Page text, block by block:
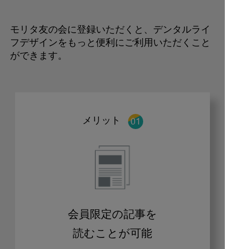
モリタ友の会に登録いただくと、デンタルライ
フデザインをもっと便利にご利用いただくこと
ができます。
メリット
会員限定の記事を
読むことが可能